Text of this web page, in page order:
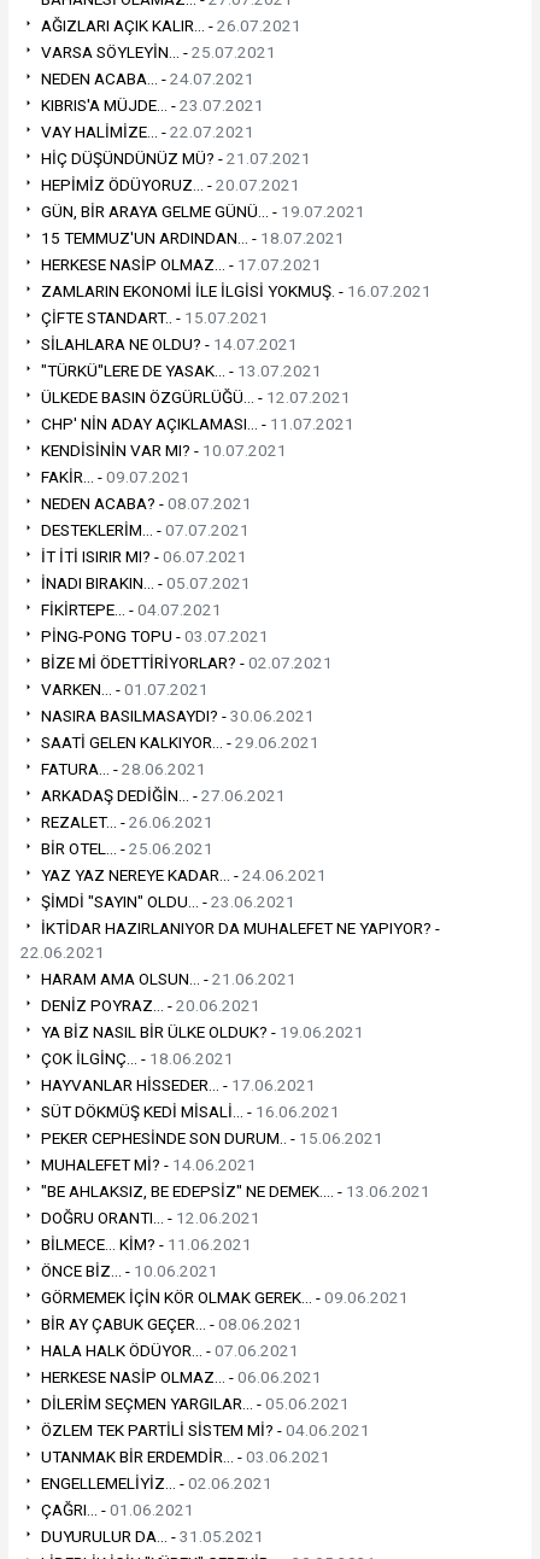
AĞIZLARI AÇIK KALIR... -26.07.2021
VARSA SÖYLEYİN... -25.07.2021
NEDEN ACABA... -24.07.2021
KIBRIS'A MÜJDE... -23.07.2021
VAY HALİMİZE... -22.07.2021
HİÇ DÜŞÜNDÜNÜZ MÜ? -21.07.2021
HEPİMİZ ÖDÜYORUZ... -20.07.2021
GÜN, BİR ARAYA GELME GÜNÜ... - 19.07.2021
15 TEMMUZ'UN ARDINDAN... - 18.07.2021
HERKESE NASİP OLMAZ... - 17.07.2021
ZAMLARIN EKONOMİ İLE İLGİSİ YOKMUŞ. - 16.07.2021
ÇİFTE STANDART.. - 15.07.2021
SİLAHLARA NE OLDU? - 14.07.2021
"TÜRKÜ"LERE DE YASAK... - 13.07.2021
ÜLKEDE BASIN ÖZGÜRLÜĞÜ... - 12.07.2021
CHP' NİN ADAY AÇIKLAMASI... - 11.07.2021
KENDİSİNİN VAR MI? - 10.07.2021
FAKİR... -09.07.2021
NEDEN ACABA? -08.07.2021
DESTEKLERİM... -07.07.2021
İT İTİ ISIRIR MI? -06.07.2021
İNADI BIRAKIN... -05.07.2021
FİKİRTEPE... -04.07.2021
PİNG-PONG TOPU -03.07.2021
BİZE Mİ ÖDETTİRİYORLAR? -02.07.2021
VARKEN... -01.07.2021
NASIRA BASILMASAYDI? -30.06.2021
SAATİ GELEN KALKIYOR... -29.06.2021
FATURA... -28.06.2021
ARKADAŞ DEDİĞİN... -27.06.2021
REZALET... -26.06.2021
BİR OTEL... -25.06.2021
YAZ YAZ NEREYE KADAR... -24.06.2021
ŞİMDİ "SAYIN" OLDU... -23.06.2021
İKTİDAR HAZIRLANIYOR DA MUHALEFET NE YAPIYOR? -
22.06.2021
HARAM AMA OLSUN... -21.06.2021
DENİZ POYRAZ... -20.06.2021
YA BİZ NASIL BİR ÜLKE OLDUK? - 19.06.2021
ÇOK İLGİNÇ... - 18.06.2021
HAYVANLAR HİSSEDER... - 17.06.2021
SÜT DÖKMÜŞ KEDİ MİSALİ... - 16.06.2021
PEKER CEPHESİNDE SON DURUM.. - 15.06.2021
MUHALEFET Mİ? - 14.06.2021
"BE AHLAKSIZ, BE EDEPSİZ" NE DEMEK.... - 13.06.2021
DOĞRU ORANTI... - 12.06.2021
BİLMECE... KİM? - 11.06.2021
ÖNCE BİZ... - 10.06.2021
GÖRMEMEK İÇİN KÖR OLMAK GEREK... -09.06.2021
BİR AY ÇABUK GEÇER... -08.06.2021
HALA HALK ÖDÜYOR... -07.06.2021
HERKESE NASİP OLMAZ... -06.06.2021
DİLERİM SEÇMEN YARGILAR... -05.06.2021
ÖZLEM TEK PARTİLİ SİSTEM Mİ? -04.06.2021
UTANMAK BİR ERDEMDİR... -03.06.2021
ENGELLEMELİYİZ... -02.06.2021
ÇAĞRI... -01.06.2021
DUYURULUR DA... -31.05.2021